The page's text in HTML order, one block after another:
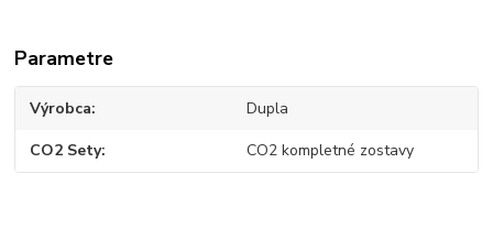
Parametre
Výrobca Dupla
CO2 Sety CO2 kompletné zostavy